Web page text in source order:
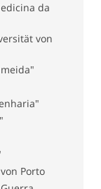
da
von
Porto